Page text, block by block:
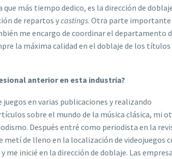
más tiempo dedico, es la dirección de
de repartos ycastings. Otra parte importante
me encargo de coordinar el departamento
la máxima calidad en el doblaje de los títulos
anterior en esta industria?
en varias publicaciones y realizando
sobre el mundo de la música clásica, mi
Después entré como periodista en la
metí de lleno en la localización de videojuegos
inicié en la dirección de doblaje. Las